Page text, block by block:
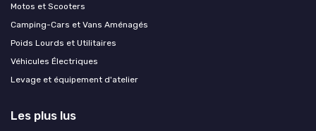
Motos et Scooters
Camping-Cars et Vans Aménagés
Poids Lourds et Utilitaires
Véhicules Électriques
Levage et équipement d'atelier
Les plus lus